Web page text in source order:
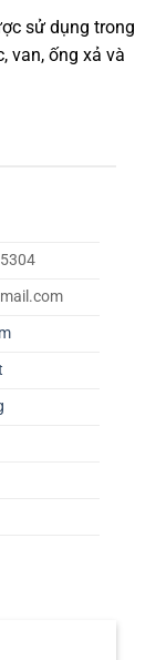
sử dụng trong
van, ống xả và